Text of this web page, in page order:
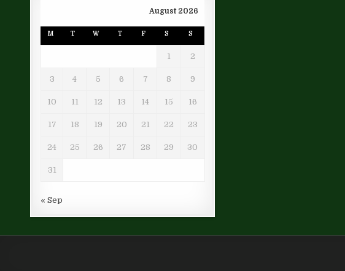
August 2026
M T W T F S S
1 2
3 4 5 6 7 8 9
10 11 12 13 14 15 16
17 18 19 20 21 22 23
24 25 26 27 28 29 30
31
« Sep